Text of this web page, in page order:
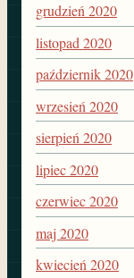
grudzień 2020
listopad 2020
październik 2020
wrzesień 2020
sierpień 2020
lipiec 2020
czerwiec 2020
maj 2020
kwiecień 2020